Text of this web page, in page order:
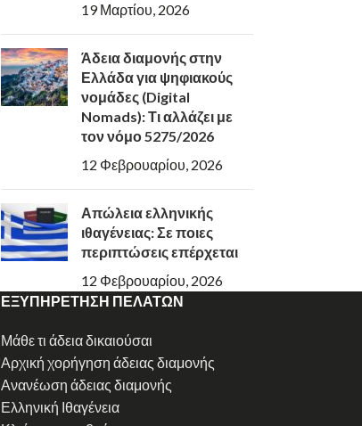
19 Μαρτίου, 2026
Άδεια διαμονής στην
Ελλάδα για ψηφιακούς
νομάδες (Digital
Nomads): Τι αλλάζει με
τον νόμο 5275/2026
12 Φεβρουαρίου, 2026
Απώλεια ελληνικής
ιθαγένειας: Σε ποιες
περιπτώσεις επέρχεται
12 Φεβρουαρίου, 2026
ΕΞΥΠΗΡΕΤΗΣΗ ΠΕΛΑΤΩΝ
Μάθε τι άδεια δικαιούσαι
Αρχική χορήγηση άδειας διαμονής
Ανανέωση άδειας διαμονής
Ελληνική Ιθαγένεια